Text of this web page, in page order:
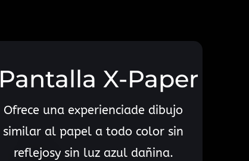
Pantalla X-Paper
Ofrece una experienciade dibujo
similar al papel a todo color sin
reflejosy sin luz azul dañina.